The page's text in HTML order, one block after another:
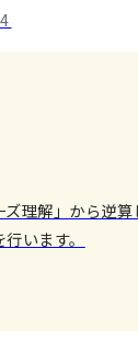
ズ理解」から逆
います。